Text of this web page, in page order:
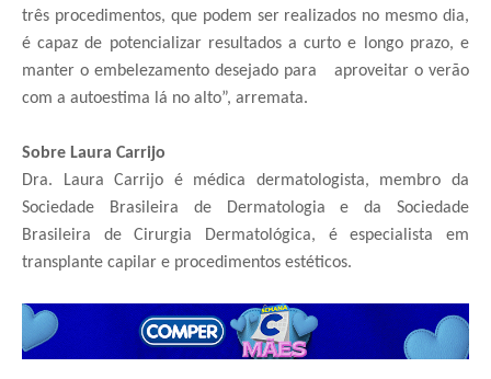
três procedimentos, que podem ser realizados no mesmo dia,
é capaz de potencializar resultados a curto e longo prazo, e
manter o embelezamento desejado para aproveitar o verão
com a autoestima lá no alto”, arremata.
Sobre Laura Carrijo
Dra. Laura Carrijo é médica dermatologista, membro da
Sociedade Brasileira de Dermatologia e da Sociedade
Brasileira de Cirurgia Dermatológica, é especialista em
transplante capilar e procedimentos estéticos.